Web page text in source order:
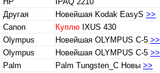
Другая Новейшая Kodak EasyS >>
Canon Куплю IXUS 430
Olympus Новейшая OLYMPUS C-5 >>
Olympus Новейшая OLYMPUS C-5 >>
Palm Palm Tungsten_С Новы >>